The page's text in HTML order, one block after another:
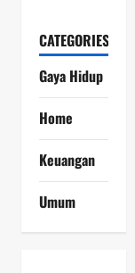
CATEGORIES
Gaya Hidup
Home
Keuangan
Umum